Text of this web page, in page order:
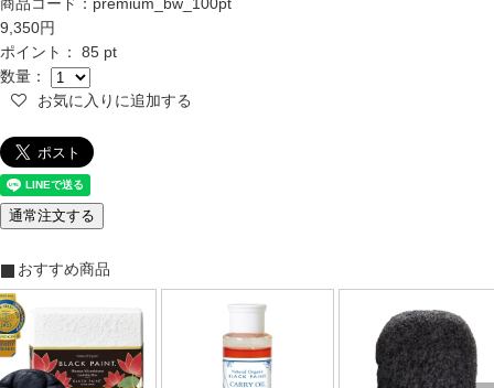
9,350円
ポイント： 85 pt
数量：
お気に入りに追加する
通常注文する
おすすめ商品